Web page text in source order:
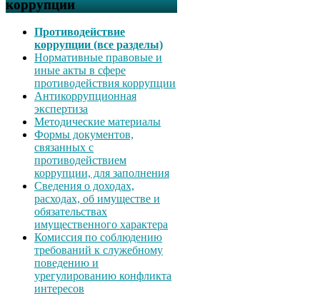
коррупции
Противодействие
коррупции (все разделы)
Нормативные правовые и
иные акты в сфере
противодействия коррупции
Антикоррупционная
экспертиза
Методические материалы
Формы документов,
связанных с
противодействием
коррупции, для заполнения
Сведения о доходах,
расходах, об имуществе и
обязательствах
имущественного характера
Комиссия по соблюдению
требований к служебному
поведению и
урегулированию конфликта
интересов